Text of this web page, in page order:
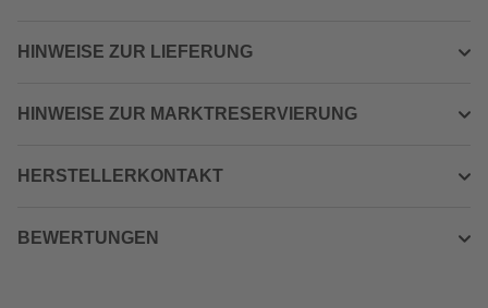
HINWEISE ZUR LIEFERUNG
HINWEISE ZUR MARKTRESERVIERUNG
HERSTELLERKONTAKT
BEWERTUNGEN